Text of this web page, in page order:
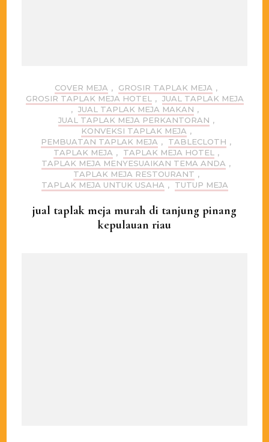
COVER MEJA , GROSIR TAPLAK MEJA ,
GROSIR TAPLAK MEJA HOTEL
, JUAL TAPLAK MEJA
, JUAL TAPLAK MEJA MAKAN ,
JUAL TAPLAK MEJA PERKANTORAN ,
KONVEKSI TAPLAK MEJA ,
PEMBUATAN TAPLAK MEJA , TABLECLOTH ,
TAPLAK MEJA , TAPLAK MEJA HOTEL
,
TAPLAK MEJA MENYESUAIKAN TEMA ANDA ,
TAPLAK MEJA RESTOURANT ,
TAPLAK MEJA UNTUK USAHA , TUTUP MEJA
jual taplak meja murah di tanjung pinang
kepulauan riau